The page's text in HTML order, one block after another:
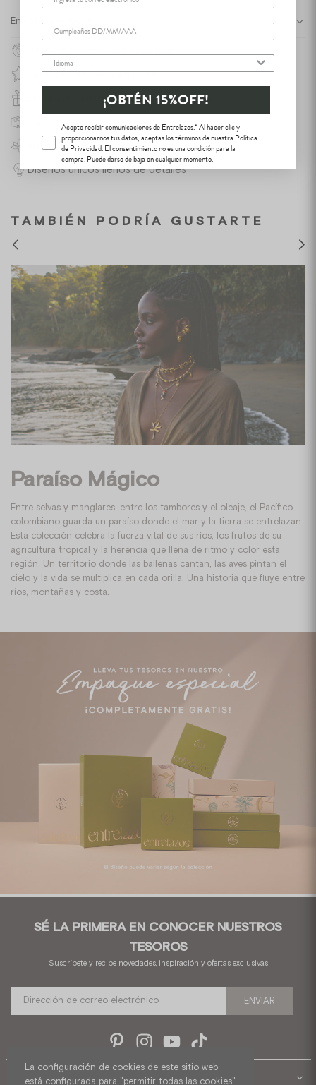
Envíos y devoluciones
Baño de Oro 24K y en plata
Empaques ilustrados, listos para regalar
Garantía de 3 meses
Inspirados en la magia de la naturaleza
Diseños únicos llenos de detalles
TAMBIÉN PODRÍA GUSTARTE
Paraíso Mágico
Entre selvas y manglares, entre los tambores y el oleaje, el Pacífico
colombiano guarda un paraíso donde el mar y la tierra se entrelazan.
Esta colección celebra la fuerza vital de sus ríos, los frutos de su
agricultura tropical y la herencia que llena de ritmo y color esta
región. Un territorio donde las ballenas cantan, las aves pintan el
cielo y la vida se multiplica en cada orilla. Una historia que fluye entre
ríos, montañas y costa.
SÉ LA PRIMERA EN CONOCER NUESTROS
TESOROS
Suscríbete y recibe novedades, inspiración y ofertas exclusivas
ENVIAR
Pinterest InstagramYouTube
SOPORTE
La configuración de cookies de este sitio web
está configurada para "permitir todas las cookies"
Fecha de cumpleaños
Idioma
¡OBTÉN 15%OFF!
Acepto recibir comunicaciones de Entrelazos.* Al hacer clic y
proporcionarnos tus datos, aceptas los términos de nuestra Política
de Privacidad. El consentimiento no es una condición para la
compra. Puede darse de baja en cualquier momento.